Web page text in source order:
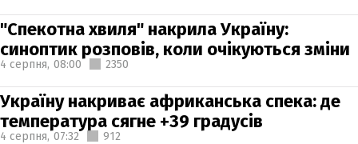
"Спекотна хвиля" накрила Україну:
синоптик розповів, коли очікуються зміни
4 серпня, 08:00 2350
Україну накриває африканська спека: де
температура сягне +39 градусів
4 серпня, 07:32 912